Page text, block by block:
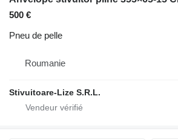
500 €
Pneu de pelle
Roumanie
Stivuitoare-Lize S.R.L.